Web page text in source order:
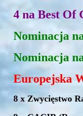
4 na Best
Nominacja
Nominacja
Europejska
8 x Zwycięstwo